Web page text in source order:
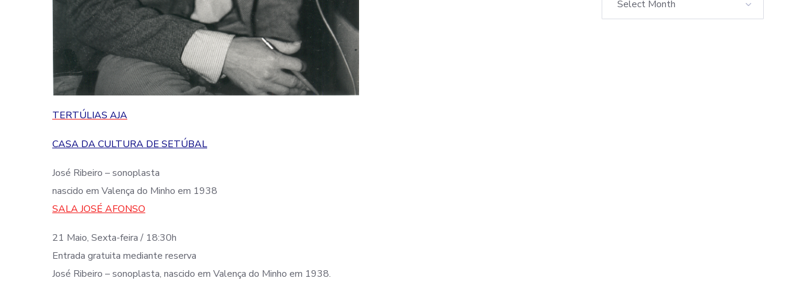
TERTÚLIAS AJA
CASA DA CULTURA DE SETÚBAL
José Ribeiro – sonoplasta
nascido em Valença do Minho em 1938
SALA JOSÉ AFONSO
21 Maio, Sexta-feira / 18:30h
Entrada gratuita mediante reserva
José Ribeiro – sonoplasta, nascido em Valença do Minho em 1938.